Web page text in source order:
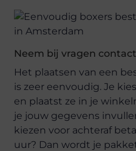
Neem bij vragen
Het plaatsen van een
is zeer eenvoudig. Je
en plaatst ze in je
je jouw gegevens
kiezen voor achteraf
uur? Dan wordt je